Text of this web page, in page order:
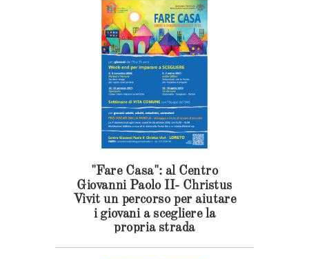
"Fare Casa": al Centro
Giovanni Paolo II- Christus
Vivit un percorso per aiutare
i giovani a scegliere la
propria strada